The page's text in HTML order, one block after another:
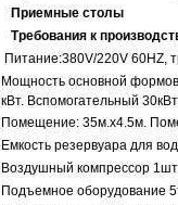
Приемные столы
Требования к
Питание:380V/220V 60HZ,
Мощность основной
кВт. Вспомогательный
Помещение: 35м.х4.5м.
Емкость резервуара для
Воздушный компрессор
Подъемное оборудование